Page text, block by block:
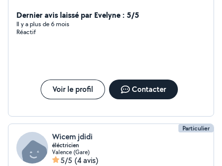
Dernier avis laissé par Evelyne : 5/5
Il y a plus de 6 mois
Réactif
Voir le profil Contacter
Particulier
Wicem jdidi
éléctricien
Valence (Gare)
5/5 (4 avis)